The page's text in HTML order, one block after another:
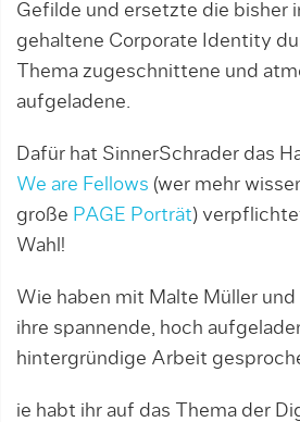
Gefilde und ersetzte die bisher
gehaltene Corporate Identity
Thema zugeschnittene und
aufgeladene.
Dafür hat SinnerSchrader das
We are Fellows (wer mehr
große PAGE Porträt)
Wahl!
Wie haben mit Malte Müller
ihre spannende, hoch
hintergründige Arbeit
ie habt ihr auf das Thema der